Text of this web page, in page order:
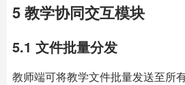
5 教学协同交互模块
5.1 文件批量分发
教师端可将教学文件批量发送至所